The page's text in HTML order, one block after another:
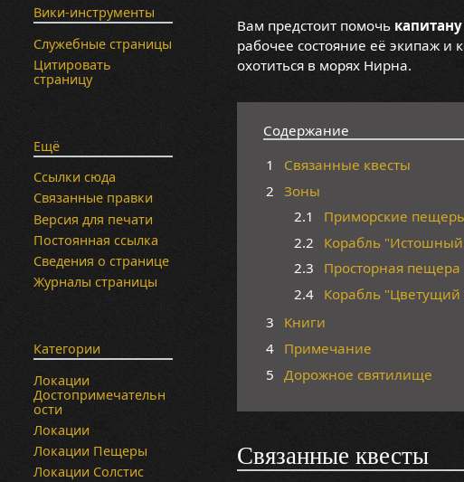
Вам предстоит помочь
рабочее состояние её экипаж
охотиться в морях Нирна.
Содержание
1
Связанные квесты
2
Зоны
2.1
Приморские
2.2
Корабль "Истошный
2.3
Просторная пещера
2.4
Корабль "Цветущий
3
Книги
4 Примечание
5
Дорожное святилище
Связанные квесты
Вики-инструменты
Служебные страницы
Цитировать
страницу
Ещё
Ссылки сюда
Связанные правки
Версия для печати
Постоянная ссылка
Сведения о странице
Журналы страницы
Категории
Локации
Достопримечательн
ости
Локации
Локации Пещеры
Локации Солстис